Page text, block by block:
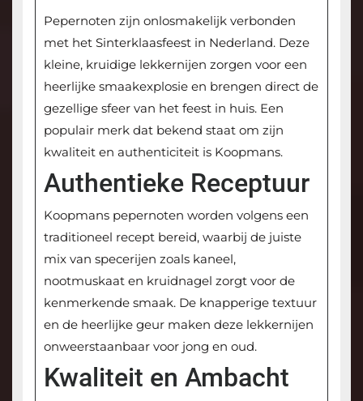
Pepernoten zijn onlosmakelijk verbonden
met het Sinterklaasfeest in Nederland. Deze
kleine, kruidige lekkernijen zorgen voor een
heerlijke smaakexplosie en brengen direct de
gezellige sfeer van het feest in huis. Een
populair merk dat bekend staat om zijn
kwaliteit en authenticiteit is Koopmans.
Authentieke Receptuur
Koopmans pepernoten worden volgens een
traditioneel recept bereid, waarbij de juiste
mix van specerijen zoals kaneel,
nootmuskaat en kruidnagel zorgt voor de
kenmerkende smaak. De knapperige textuur
en de heerlijke geur maken deze lekkernijen
onweerstaanbaar voor jong en oud.
Kwaliteit en Ambacht